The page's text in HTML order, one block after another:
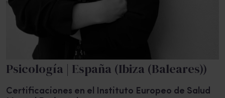
Psicología | España (Ibiza (Baleares))
Certificaciones en el Instituto Europeo de Salud